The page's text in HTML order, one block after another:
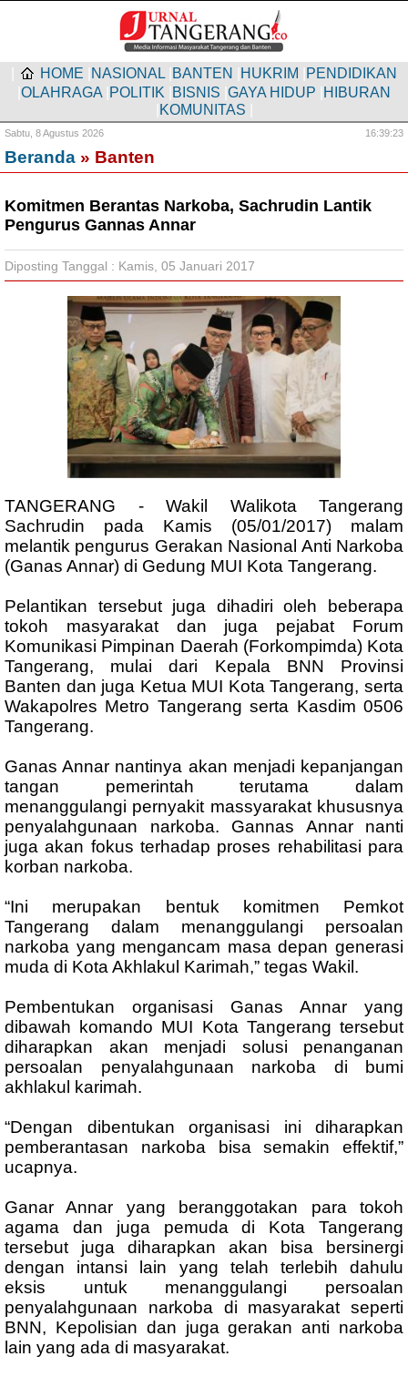
HOME NASIONAL BANTEN HUKRIM PENDIDIKAN
OLAHRAGA POLITIK BISNIS GAYA HIDUP HIBURAN
KOMUNITAS
Sabtu, 8 Agustus 2026 16:39:24
Beranda » Banten
Komitmen Berantas Narkoba, Sachrudin Lantik
Pengurus Gannas Annar
Diposting Tanggal : Kamis, 05 Januari 2017
TANGERANG - Wakil Walikota Tangerang
Sachrudin pada Kamis (05/01/2017) malam
melantik pengurus Gerakan Nasional Anti Narkoba
(Ganas Annar) di Gedung MUI Kota Tangerang.
Pelantikan tersebut juga dihadiri oleh beberapa
tokoh masyarakat dan juga pejabat Forum
Komunikasi Pimpinan Daerah (Forkompimda) Kota
Tangerang, mulai dari Kepala BNN Provinsi
Banten dan juga Ketua MUI Kota Tangerang, serta
Wakapolres Metro Tangerang serta Kasdim 0506
Tangerang.
Ganas Annar nantinya akan menjadi kepanjangan
tangan pemerintah terutama dalam
menanggulangi pernyakit massyarakat khususnya
penyalahgunaan narkoba. Gannas Annar nanti
juga akan fokus terhadap proses rehabilitasi para
korban narkoba.
“Ini merupakan bentuk komitmen Pemkot
Tangerang dalam menanggulangi persoalan
narkoba yang mengancam masa depan generasi
muda di Kota Akhlakul Karimah,” tegas Wakil.
Pembentukan organisasi Ganas Annar yang
dibawah komando MUI Kota Tangerang tersebut
diharapkan akan menjadi solusi penanganan
persoalan penyalahgunaan narkoba di bumi
akhlakul karimah.
“Dengan dibentukan organisasi ini diharapkan
pemberantasan narkoba bisa semakin effektif,”
ucapnya.
Ganar Annar yang beranggotakan para tokoh
agama dan juga pemuda di Kota Tangerang
tersebut juga diharapkan akan bisa bersinergi
dengan intansi lain yang telah terlebih dahulu
eksis untuk menanggulangi persoalan
penyalahgunaan narkoba di masyarakat seperti
BNN, Kepolisian dan juga gerakan anti narkoba
lain yang ada di masyarakat.